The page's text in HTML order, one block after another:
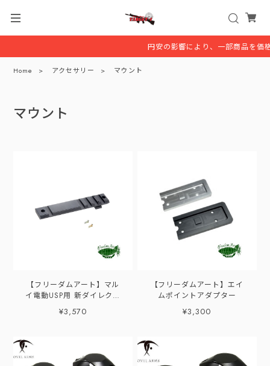
円安の影響により、一部商品を価
Home アクセサリー マウント
マウント
【フリーダムアート】マル
イ電動USP用 新ダイレクト
¥3,570
【フリーダムアート】エイ
ムポイントアダプター
¥3,300